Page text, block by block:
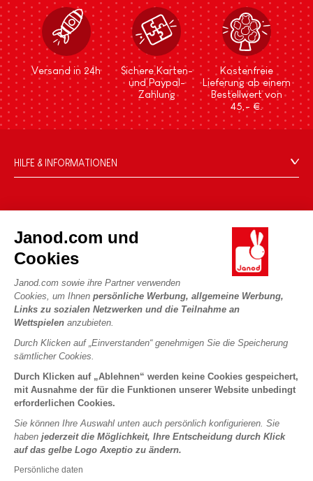
Janod.com und
Cookies
Janod.com sowie ihre Partner verwenden
Cookies, um Ihnen persönliche Werbung, allgemeine Werbung,
Links zu sozialen Netzwerken und die Teilnahme an
Wettspielen anzubieten.
Durch Klicken auf „Einverstanden“ genehmigen Sie die Speicherung
sämtlicher Cookies.
Durch Klicken auf „Ablehnen“ werden keine Cookies gespeichert,
mit Ausnahme der für die Funktionen unserer Website unbedingt
erforderlichen Cookies.
Sie können Ihre Auswahl unten auch persönlich konfigurieren. Sie
haben jederzeit die Möglichkeit, Ihre Entscheidung durch Klick
auf das gelbe Logo Axeptio zu ändern.
Persönliche daten
Versand in 24h
Sichere Karten-
und Paypal-
Zahlung
Kostenfreie
Lieferung ab einem
Bestellwert von
45,- €.
HILFE & INFORMATIONEN
FAQ
Kontakt
Händler
Persönliche daten
Cookies
Nutzungsbedingungen #YesJanod
DIE WELT VON JANOD
Die Geschichte
Unsere Expertise
CSR-Verpflichtungen
Was ist FSC®?
UNSERE LEISTUNGEN
Sicheres Bezahlen
Lieferbedingungen
Spielregeln und Anleitungen
Lose Stücke
Kinderaktivitäten zum Download
PROFESSIONAL
Pressekontakte